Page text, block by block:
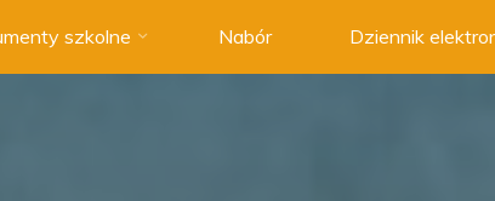
szkolne Nabór Dziennik